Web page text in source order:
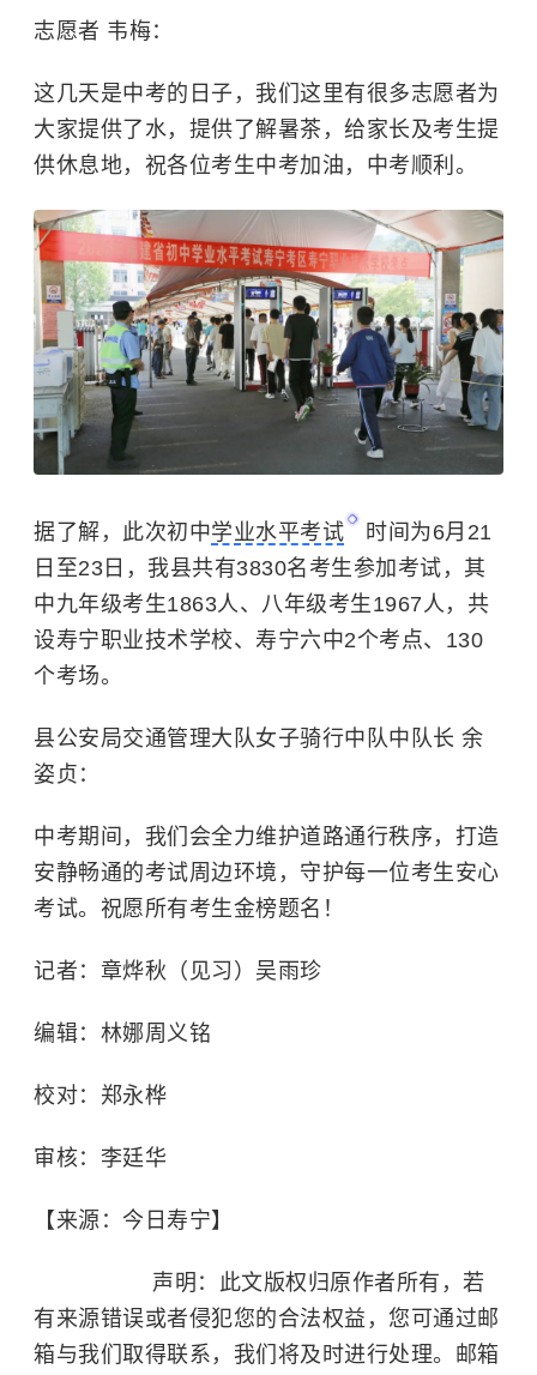
志愿者 韦梅：
这几天是中考的日子，我们这里有很多志愿者为
大家提供了水，提供了解暑茶，给家长及考生提
供休息地，祝各位考生中考加油，中考顺利。
据了解，此次初中学业水平考试
时间为6月21
日至23日，我县共有3830名考生参加考试，其
中九年级考生1863人、八年级考生1967人，共
设寿宁职业技术学校、寿宁六中2个考点、130
个考场。
县公安局交通管理大队女子骑行中队中队长 余
姿贞：
中考期间，我们会全力维护道路通行秩序，打造
安静畅通的考试周边环境，守护每一位考生安心
考试。祝愿所有考生金榜题名！
记者：章烨秋（见习）吴雨珍
编辑： 林娜周义铭
校对：郑永桦
审核：李廷华
【来源：今日寿宁】
声明：此文版权归原作者所有，若
有来源错误或者侵犯您的合法权益，您可通过邮
箱与我们取得联系，我们将及时进行处理。邮箱